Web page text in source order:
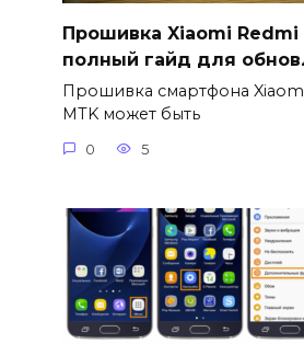
Прошивка Xiaomi Redmi
полный гайд для
Прошивка смартфона
MTK может быть
0 5